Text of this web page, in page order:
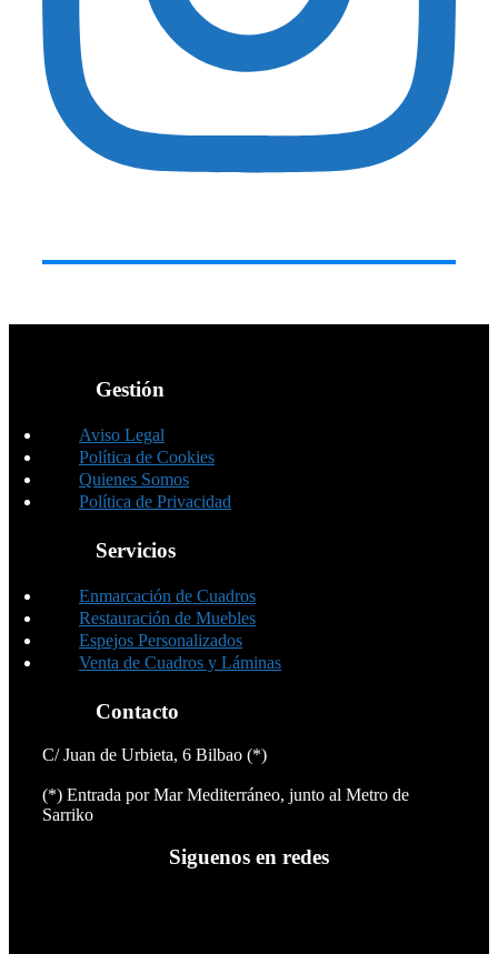
Gestión
Aviso Legal
Política de Cookies
Quienes Somos
Política de Privacidad
Servicios
Enmarcación de Cuadros
Restauración de Muebles
Espejos Personalizados
Venta de Cuadros y Láminas
Contacto
C/ Juan de Urbieta, 6 Bilbao (*)
(*) Entrada por Mar Mediterráneo, junto al Metro de
Sarriko
Siguenos en redes